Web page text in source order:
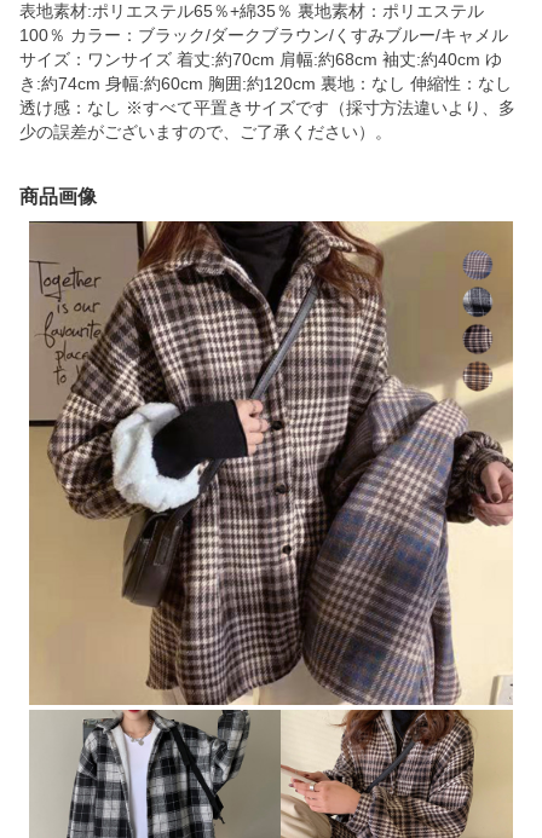
表地素材:ポリエステル65％+綿35％ 裏地素材：ポリエステル
100％ カラー：ブラック/ダークブラウン/くすみブルー/キャメル
サイズ：ワンサイズ 着丈:約70cm 肩幅:約68cm 袖丈:約40cm ゆ
き:約74cm 身幅:約60cm 胸囲:約120cm 裏地：なし 伸縮性：なし
透け感：なし ※すべて平置きサイズです（採寸方法違いより、多
少の誤差がございますので、ご了承ください）。
商品画像